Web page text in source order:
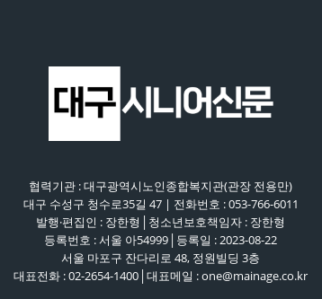
협력기관 : 대구광역시노인종합복지관(관장 전용만)
대구 수성구 청수로35길 47 | 전화번호 : 053-766-6011
발행·편집인 : 장한형│청소년보호책임자 : 장한형
등록번호 : 서울 아54999│등록일 : 2023-08-22
서울 마포구 잔다리로 48, 정원빌딩 3층
대표전화 : 02-2654-1400│대표메일 : one@mainage.co.kr